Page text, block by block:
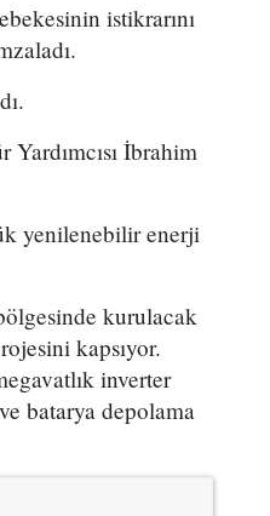
istikrarını
İbrahim
yenilenebilir enerji
kurulacak
kapsıyor.
inverter
batarya depolama